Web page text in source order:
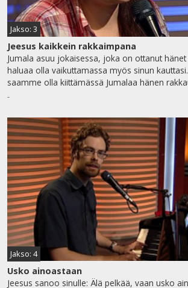
Jakso: 3
Jeesus kaikkein rakkaimpana
Jumala asuu jokaisessa, joka on ottanut hänet
haluaa olla vaikuttamassa myös sinun
saamme olla kiittämässä Jumalaa hänen
-
Jakso: 4
Usko ainoastaan
Jeesus sanoo sinulle: Älä pelkää, vaan usko